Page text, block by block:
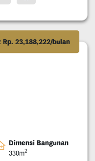
Rp. 23,188,222/bulan
Dimensi Bangunan
330m2